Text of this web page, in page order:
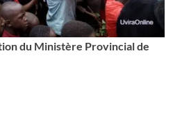
du Ministère Provincial de